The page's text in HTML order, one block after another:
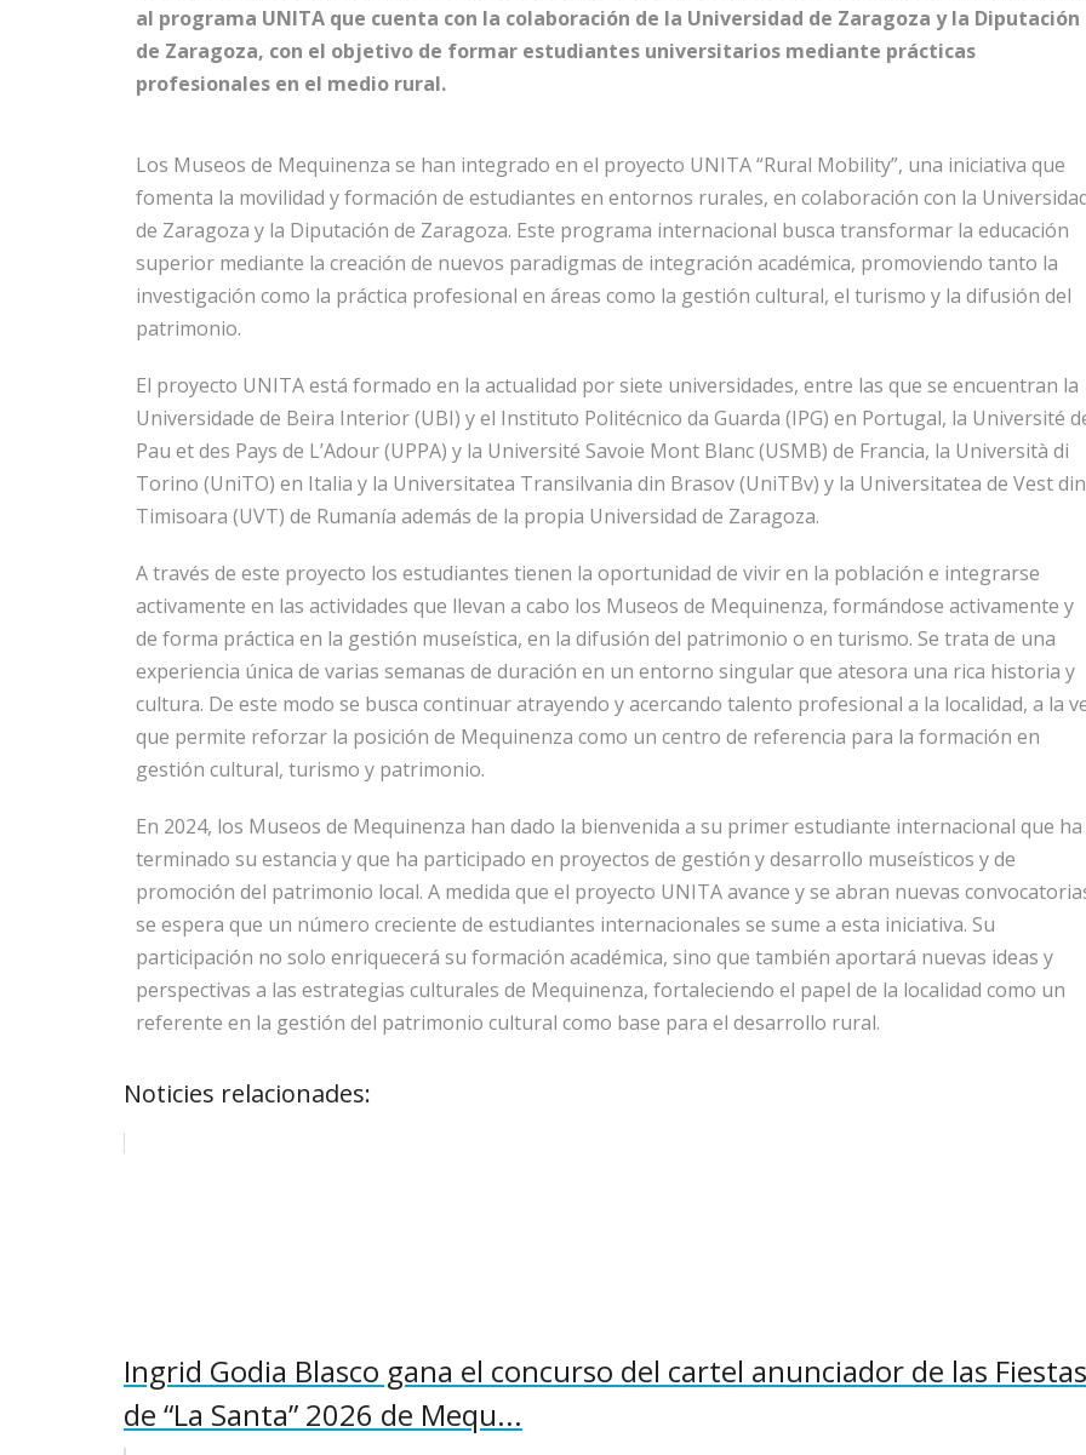
al programa UNITA que cuenta con la colaboración de la Universidad de Zaragoza y la Diputación
de Zaragoza, con el objetivo de formar estudiantes universitarios mediante prácticas
profesionales en el medio rural.
Los Museos de Mequinenza se han integrado en el proyecto UNITA “Rural Mobility”, una iniciativa que
fomenta la movilidad y formación de estudiantes en entornos rurales, en colaboración con la
de Zaragoza y la Diputación de Zaragoza. Este programa internacional busca transformar la educación
superior mediante la creación de nuevos paradigmas de integración académica, promoviendo tanto la
investigación como la práctica profesional en áreas como la gestión cultural, el turismo y la difusión del
patrimonio.
El proyecto UNITA está formado en la actualidad por siete universidades, entre las que se encuentran la
Universidade de Beira Interior (UBI) y el Instituto Politécnico da Guarda (IPG) en Portugal, la Université
Pau et des Pays de L’Adour (UPPA) y la Université Savoie Mont Blanc (USMB) de Francia, la Università di
Torino (UniTO) en Italia y la Universitatea Transilvania din Brasov (UniTBv) y la Universitatea de Vest din
Timisoara (UVT) de Rumanía además de la propia Universidad de Zaragoza.
A través de este proyecto los estudiantes tienen la oportunidad de vivir en la población e integrarse
activamente en las actividades que llevan a cabo los Museos de Mequinenza, formándose activamente y
de forma práctica en la gestión museística, en la difusión del patrimonio o en turismo. Se trata de una
experiencia única de varias semanas de duración en un entorno singular que atesora una rica historia y
cultura. De este modo se busca continuar atrayendo y acercando talento profesional a la localidad, a la
que permite reforzar la posición de Mequinenza como un centro de referencia para la formación en
gestión cultural, turismo y patrimonio.
En 2024, los Museos de Mequinenza han dado la bienvenida a su primer estudiante internacional que ha
terminado su estancia y que ha participado en proyectos de gestión y desarrollo museísticos y de
promoción del patrimonio local. A medida que el proyecto UNITA avance y se abran nuevas
se espera que un número creciente de estudiantes internacionales se sume a esta iniciativa. Su
participación no solo enriquecerá su formación académica, sino que también aportará nuevas ideas y
perspectivas a las estrategias culturales de Mequinenza, fortaleciendo el papel de la localidad como un
referente en la gestión del patrimonio cultural como base para el desarrollo rural.
Noticies relacionades:
Ingrid Godia Blasco gana el concurso del cartel anunciador de las Fiestas
de “La Santa” 2026 de Mequ...